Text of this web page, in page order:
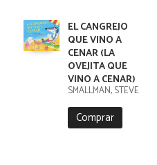
EL CANGREJO
QUE VINO A
CENAR (LA
OVEJITA QUE
VINO A CENAR)
SMALLMAN, STEVE
Comprar